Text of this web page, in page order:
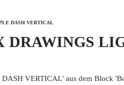
DASH VERTICAL
DRAWINGS
VERTICAL' aus dem Block